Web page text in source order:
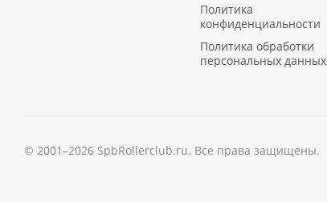
Политика
конфиденциальности
Политика обработки
персональных данных
© 2001–2026 SpbRollerclub.ru. Все права защищены.